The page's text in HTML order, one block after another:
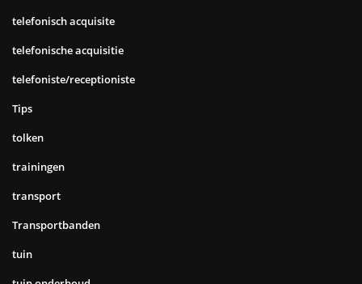
telefonisch acquisite
telefonische acquisitie
telefoniste/receptioniste
Tips
tolken
trainingen
transport
Transportbanden
tuin